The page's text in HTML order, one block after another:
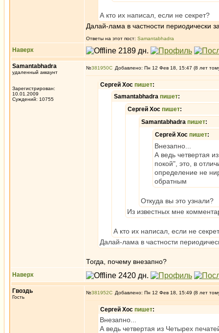
А кто их написал, если не секрет?
Далай-лама в частности периодически
Ответы на этот пост: Samantabhadra
Наверх
Samantabhadra
удаленный аккаунт
Зарегистрирован:
10.01.2009
Суждений: 10755
№381950 Добавлено: Пн 12 Фев 18, 15:47 (8 лет
Сергей Хос пишет:
Samantabhadra пишет:
Сергей Хос пишет:
Samantabhadra пишет:
Сергей Хос пишет:
Внезапно...
А ведь четвертая
покой", это, в
определение не
обратным
Откуда вы это узнали?
Из известных мне
А кто их написал, если не
Далай-лама в частности
Тогда, почему внезапно?
Наверх
Гвоздь
Гость
№381952 Добавлено: Пн 12 Фев 18, 15:49 (8 лет
Сергей Хос пишет:
Внезапно...
А ведь четвертая из Четырех